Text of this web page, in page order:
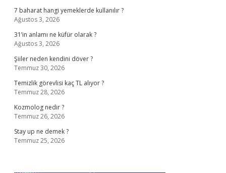
7 baharat hangi yemeklerde kullanılır ?
Ağustos 3, 2026
31’in anlamı ne küfür olarak ?
Ağustos 3, 2026
Şiiler neden kendini döver ?
Temmuz 30, 2026
Temizlik görevlisi kaç TL alıyor ?
Temmuz 28, 2026
Kozmolog nedir ?
Temmuz 26, 2026
Stay up ne demek ?
Temmuz 25, 2026